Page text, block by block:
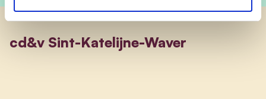
cd&v Sint-Katelijne-Waver